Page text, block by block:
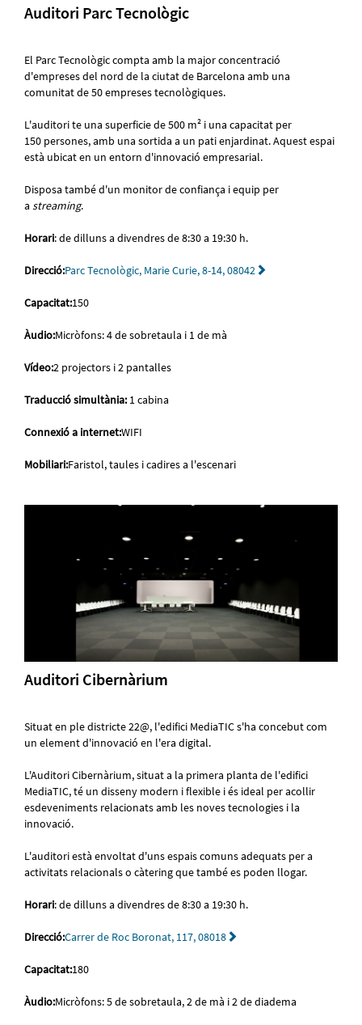
Auditori Parc Tecnològic
El Parc Tecnològic compta amb la major concentració
d'empreses del nord de la ciutat de Barcelona amb una
comunitat de 50 empreses tecnològiques.
L'auditori te una superficie de 500 m² i una capacitat per
150 persones, amb una sortida a un pati enjardinat. Aquest espai
està ubicat en un entorn d'innovació empresarial.
Disposa també d'un monitor de confiança i equip per
a streaming.
Horari: de dilluns a divendres de 8:30 a 19:30 h.
Direcció:Parc Tecnològic, Marie Curie, 8-14, 08042
Capacitat:150
Àudio:Micròfons: 4 de sobretaula i 1 de mà
Vídeo:2 projectors i 2 pantalles
Traducció simultània: 1 cabina
Connexió a internet:WIFI
Mobiliari:Faristol, taules i cadires a l'escenari
Auditori Cibernàrium
Situat en ple districte 22@, l'edifici MediaTIC s'ha concebut com
un element d'innovació en l'era digital.
L'Auditori Cibernàrium, situat a la primera planta de l'edifici
MediaTIC, té un disseny modern i flexible i és ideal per acollir
esdeveniments relacionats amb les noves tecnologies i la
innovació.
L'auditori està envoltat d'uns espais comuns adequats per a
activitats relacionals o càtering que també es poden llogar.
Horari: de dilluns a divendres de 8:30 a 19:30 h.
Direcció:Carrer de Roc Boronat, 117, 08018
Capacitat:180
Àudio:Micròfons: 5 de sobretaula, 2 de mà i 2 de diadema